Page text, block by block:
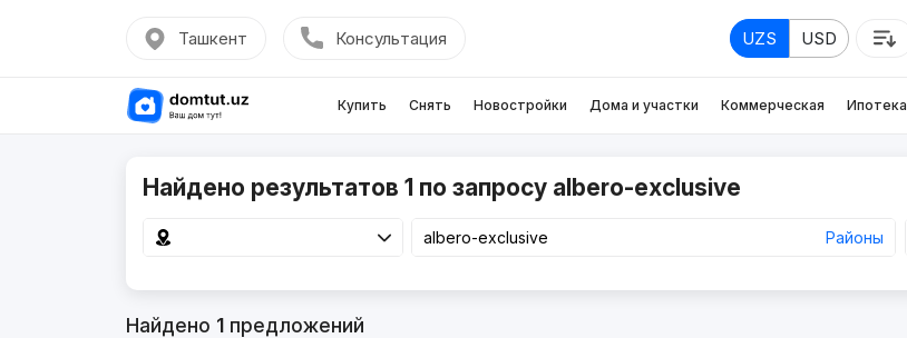
Ташкент Консультация UZS USD
Купить Снять Новостройки Дома и участки Коммерческая Ипотека
Найдено результатов 1 по запросу albero-exclusive
Районы
Найдено 1предложений